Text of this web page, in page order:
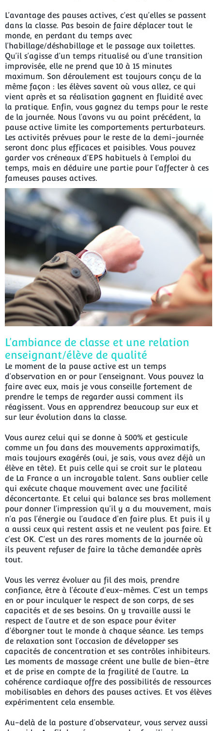
L’avantage des pauses actives, c’est qu’elles se passent
dans la classe. Pas besoin de faire déplacer tout le
monde, en perdant du temps avec
l’habillage/déshabillage et le passage aux toilettes.
Qu’il s’agisse d’un temps ritualisé ou d’une transition
improvisée, elle ne prend que 10 à 15 minutes
maximum. Son déroulement est toujours conçu de la
même façon : les élèves savent où vous allez, ce qui
vient après et sa réalisation gagnent en fluidité avec
la pratique. Enfin, vous gagnez du temps pour le reste
de la journée. Nous l’avons vu au point précédent, la
pause active limite les comportements perturbateurs.
Les activités prévues pour le reste de la demi-journée
seront donc plus efficaces et paisibles. Vous pouvez
garder vos créneaux d’EPS habituels à l’emploi du
temps, mais en déduire une partie pour l’affecter à ces
fameuses pauses actives.
L’ambiance de classe et une relation
enseignant/élève de qualité
Le moment de la pause active est un temps
d’observation en or pour l’enseignant. Vous pouvez la
faire avec eux, mais je vous conseille fortement de
prendre le temps de regarder aussi comment ils
réagissent. Vous en apprendrez beaucoup sur eux et
sur leur évolution dans la classe.
Vous aurez celui qui se donne à 500% et gesticule
comme un fou dans des mouvements approximatifs,
mais toujours exagérés (oui, je sais, vous avez déjà un
élève en tête). Et puis celle qui se croit sur le plateau
de La France a un incroyable talent. Sans oublier celle
qui exécute chaque mouvement avec une facilité
déconcertante. Et celui qui balance ses bras mollement
pour donner l’impression qu’il y a du mouvement, mais
n’a pas l’énergie ou l’audace d’en faire plus. Et puis il y
a aussi ceux qui restent assis et ne veulent pas faire. Et
c’est OK. C’est un des rares moments de la journée où
ils peuvent refuser de faire la tâche demandée après
tout.
Vous les verrez évoluer au fil des mois, prendre
confiance, être à l’écoute d’eux-mêmes. C’est un temps
en or pour inculquer le respect de son corps, de ses
capacités et de ses besoins. On y travaille aussi le
respect de l’autre et de son espace pour éviter
d’éborgner tout le monde à chaque séance. Les temps
de relaxation sont l’occasion de développer ses
capacités de concentration et ses contrôles inhibiteurs.
Les moments de massage créent une bulle de bien-être
et de prise en compte de la fragilité de l’autre. La
cohérence cardiaque offre des possibilités de ressources
mobilisables en dehors des pauses actives. Et vos élèves
expérimentent cela ensemble.
Au-delà de la posture d’observateur, vous servez aussi